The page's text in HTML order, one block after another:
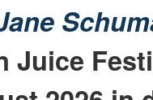
Juice